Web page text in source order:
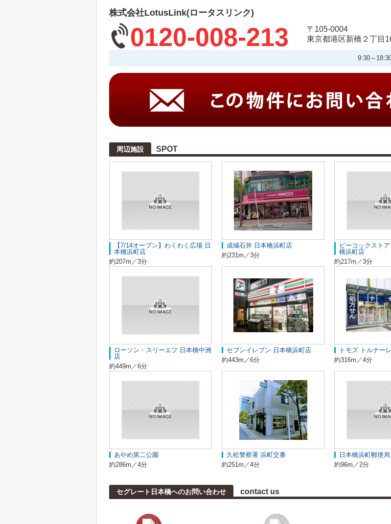
株式会社LotusLink(ロータスリンク)
0120-008-213
〒105-0004
東京都港区新橋２丁目
9:30～
周辺施設 SPOT
【7/14オープン】わくわく広場 日
本橋浜町店
約207m／3分
成城石井 日本橋浜町店
約231m／3分
ピーコックスト
橋浜町店
約217m／3分
ローソン・スリーエフ 日本橋中洲
店
約449m／6分
セブンイレブン 日本橋浜町店
約443m／6分
トモズ トルナー
約316m／4分
あやめ第二公園
約286m／4分
久松警察署 浜町交番
約251m／4分
日本橋浜町郵便局
約96m／2分
セグレート日本橋へのお問い合わせ contact us